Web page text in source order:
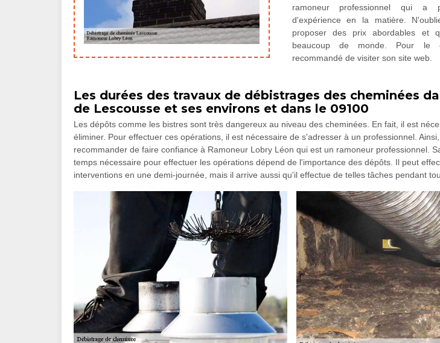
ramoneur professionnel qui a
d'expérience en la matière.
proposer des prix abordables et
beaucoup de monde. Pour le
recommandé de visiter son site web.
Les durées des travaux de débistrages des cheminées
de Lescousse et ses environs et dans le 09100
Les dépôts comme les bistres sont très dangereux au niveau des cheminées. En fait, il est
éliminer. Pour effectuer ces opérations, il est nécessaire de s'adresser à un professionnel.
recommander de faire confiance à Ramoneur Lobry Léon qui est un ramoneur professionnel.
temps nécessaire pour effectuer les opérations dépend de l'importance des dépôts. Il peut
interventions en une demi-journée, mais il arrive aussi qu'il effectue de telles tâches pendant